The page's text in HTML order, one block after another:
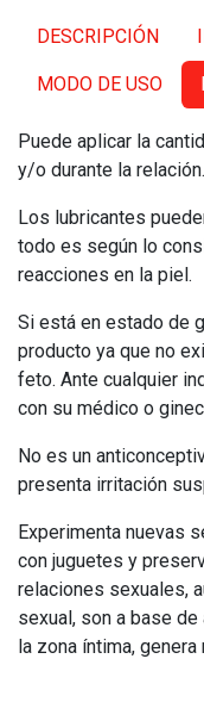
DESCRIPCIÓN
MODO DE USO
Puede aplicar la
y/o durante la relación.
Los lubricantes
todo es según lo
reacciones en la piel.
Si está en estado de
producto ya que no
feto. Ante cualquier
con su médico o
No es un
presenta irritación
Experimenta nuevas
con juguetes y
relaciones sexuales,
sexual, son a base
la zona íntima,